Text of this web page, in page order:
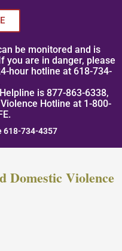
be monitored and is
you are in danger, please
hour hotline at 618-734-
is 877-863-6338,
Hotline at 1-800-
618-734-4357
Domestic Violence